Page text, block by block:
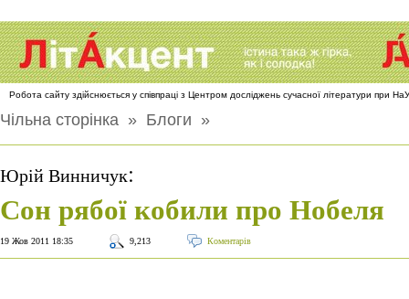
Робота сайту здійснюється у співпраці з Центром досліджень сучасної літератури при
Чільна сторінка » Блоги »
Юрій Винничук:
Сон рябої кобили про Нобеля
19 Жов 2011 18:35 9,213 Коментарів